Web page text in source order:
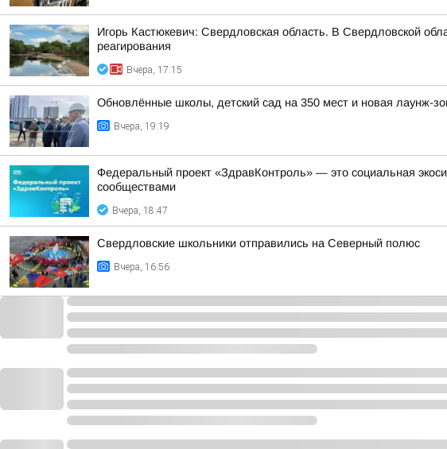
Игорь Кастюкевич: Свердловская область. В Свердловской
реагирования
Вчера, 17:15
Обновлённые школы, детский сад на 350 мест и новая лаунж-
Вчера, 19:19
Федеральный проект «ЗдравКонтроль» — это социальная
сообществами
Вчера, 18:47
Свердловские школьники отправились на Северный полюс
Вчера, 16:56